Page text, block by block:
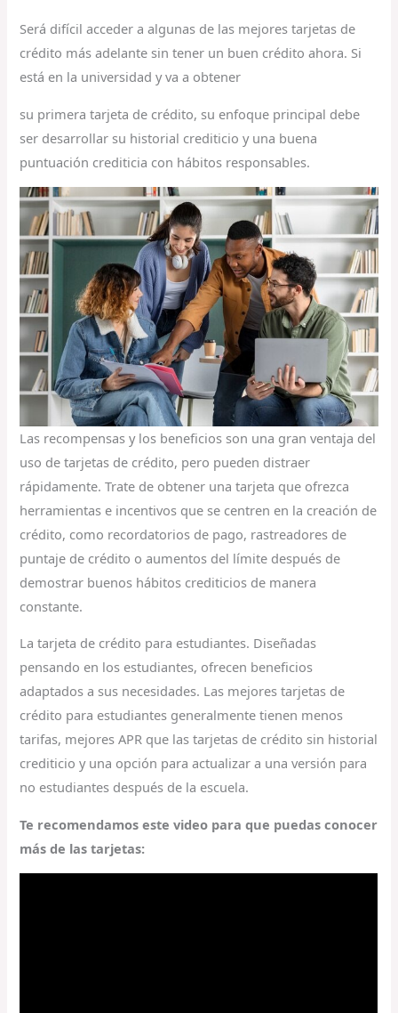
Será difícil acceder a algunas de las mejores tarjetas de
crédito más adelante sin tener un buen crédito ahora. Si
está en la universidad y va a obtener
su primera tarjeta de crédito, su enfoque principal debe
ser desarrollar su historial crediticio y una buena
puntuación crediticia con hábitos responsables.
Las recompensas y los beneficios son una gran ventaja del
uso de tarjetas de crédito, pero pueden distraer
rápidamente. Trate de obtener una tarjeta que ofrezca
herramientas e incentivos que se centren en la creación de
crédito, como recordatorios de pago, rastreadores de
puntaje de crédito o aumentos del límite después de
demostrar buenos hábitos crediticios de manera
constante.
La tarjeta de crédito para estudiantes. Diseñadas
pensando en los estudiantes, ofrecen beneficios
adaptados a sus necesidades. Las mejores tarjetas de
crédito para estudiantes generalmente tienen menos
tarifas, mejores APR que las tarjetas de crédito sin historial
crediticio y una opción para actualizar a una versión para
no estudiantes después de la escuela.
Te recomendamos este video para que puedas conocer
más de las tarjetas: